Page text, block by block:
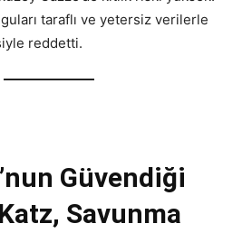
taraflı ve yetersiz verilerle
reddetti.
Güvendiği
Savunma